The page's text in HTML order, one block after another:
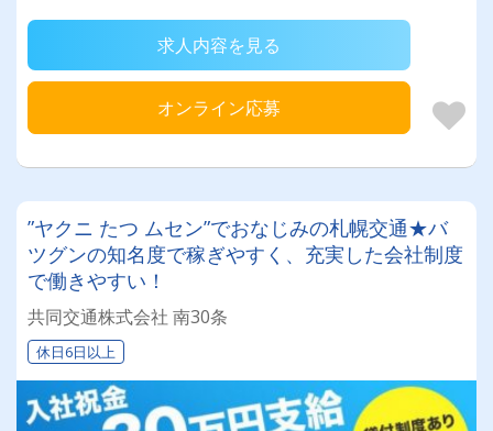
求人内容を見る
オンライン応募
”ヤクニ たつ ムセン”でおなじみの札幌交通★バ
ツグンの知名度で稼ぎやすく、充実した会社制度
で働きやすい！
共同交通株式会社 南30条
休日6日以上